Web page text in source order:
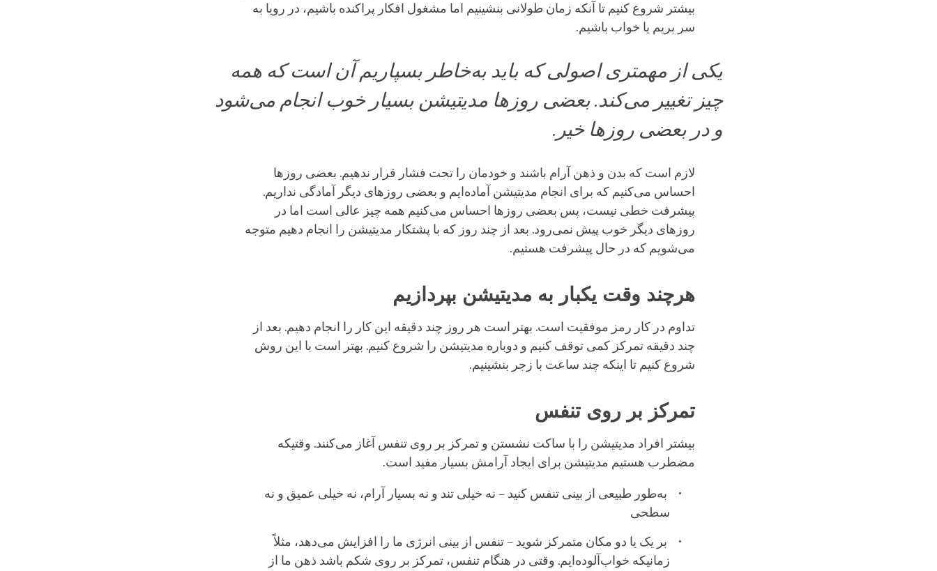
بیشتر شروع کنیم تا آنکه زمان طولانی بنشینیم اما مشغول افکار پراکنده باشیم، در رویا به
سر بریم یا خواب باشیم.
یکی از مهمتری اصولی که باید به‌خاطر بسپاریم آن است که همه
چیز تغییر می‌کند. بعضی روزها مدیتیشن بسیار خوب انجام می‌شود
و در بعضی روزها خیر.
لازم است که بدن و ذهن آرام باشند و خودمان را تحت فشار قرار ندهیم. بعضی روزها
احساس می‌کنیم که برای انجام مدیتیشن آماده‌ایم و بعضی روزهای دیگر آمادگی نداریم.
پیشرفت خطی نیست، پس بعضی روزها احساس می‌کنیم همه چیز عالی است اما در
روزهای دیگر خوب پیش نمی‌رود. بعد از چند روز که با پشتکار مدیتیشن را انجام دهیم متوجه
می‌شویم که در حال پیشرفت هستیم.
هرچند وقت یکبار به مدیتیشن بپردازیم
تداوم در کار رمز موفقیت است. بهتر است هر روز چند دقیقه این کار را انجام دهیم. بعد از
چند دقیقه تمرکز کمی توقف کنیم و دوباره مدیتیشن را شروع کنیم. بهتر است با این روش
شروع کنیم تا اینکه چند ساعت با زجر بنشینیم.
تمرکز بر روی تنفس
بیشتر افراد مدیتیشن را با ساکت نشستن و تمرکز بر روی تنفس آغاز می‌کنند. وقتیکه
مضطرب هستیم مدیتیشن برای ایجاد آرامش بسیار مفید است.
به‌طور طبیعی از بینی تنفس کنید – نه خیلی تند و نه بسیار آرام، نه خیلی عمیق و نه
سطحی
بر یک یا دو مکان متمرکز شوید – تنفس از بینی انرژی ما را افزایش می‌دهد، مثلاً
زمانیکه خواب‌آلوده‌ایم. وقتی در هنگام تنفس، تمرکز بر روی شکم باشد ذهن ما از